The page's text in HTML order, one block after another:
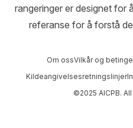
rangeringer er designet for
referanse for å forstå
Om ossVilkår og
Kildeangivelsesretningslinjer
©2025 AICPB.